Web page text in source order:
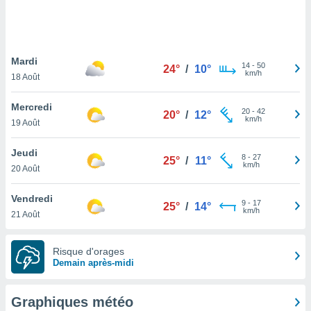
pas
de
à
cas,
que
sur le
et que
Mardi
18 Août
24° / 10° 14- 50
km/h
Mercredi
19 Août
20° / 12° 20- 42
km/h
Jeudi
20 Août
25° / 11° 8- 27
km/h
Vendredi
21 Août
25° / 14° 9- 17
km/h
Risque d'orages
Demain après-midi
Graphiques météo